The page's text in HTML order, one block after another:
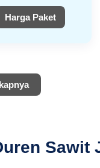
Harga Paket
Sawit